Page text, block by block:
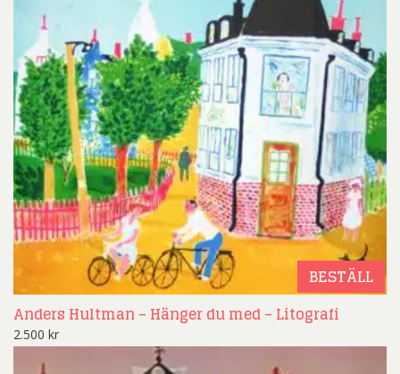
BESTÄLL
Anders Hultman – Hänger du med – Litografi
2.500 kr